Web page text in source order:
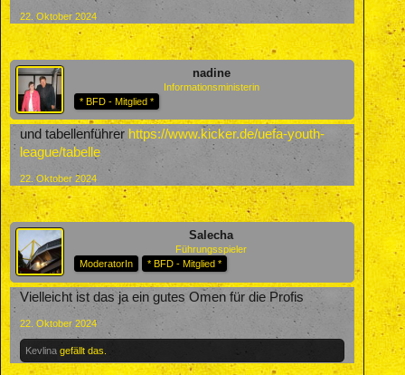
22. Oktober 2024
nadine
Informationsministerin
* BFD - Mitglied *
und tabellenführer https://www.kicker.de/uefa-youth-
league/tabelle
22. Oktober 2024
Salecha
Führungsspieler
ModeratorIn
* BFD - Mitglied *
Vielleicht ist das ja ein gutes Omen für die Profis
22. Oktober 2024
Kevlina gefällt das.